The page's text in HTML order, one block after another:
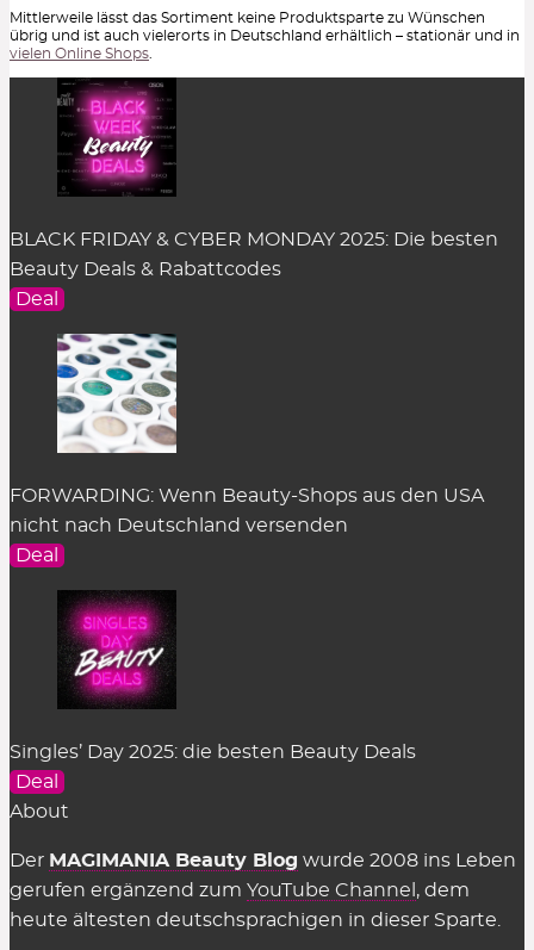
Mittlerweile lässt das Sortiment keine Produktsparte zu Wünschen
übrig und ist auch vielerorts in Deutschland erhältlich – stationär und in
vielen Online Shops
BLACK FRIDAY & CYBER MONDAY 2025: Die besten
Beauty Deals & Rabattcodes
Deal
FORWARDING: Wenn Beauty-Shops aus den USA
nicht nach Deutschland versenden
Deal
Singles’ Day 2025: die besten Beauty Deals
Deal
About
Der MAGIMANIA Beauty Blog wurde 2008 ins Leben
gerufen ergänzend zum YouTube Channel , dem
heute ältesten deutschsprachigen in dieser Sparte.